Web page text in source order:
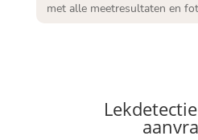
met alle meetresultaten en